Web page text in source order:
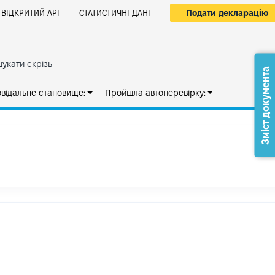
ВІДКРИТИЙ АРІ СТАТИСТИЧНІ ДАНІ Подати декларацію
скрізь
становище: Пройшла автоперевірку: Зміст документа